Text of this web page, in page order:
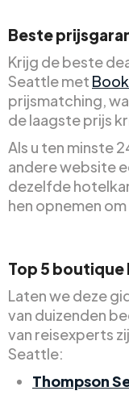
Beste
Krijg de beste
Seattle met
prijsmatching,
de laagste prijs
Als u ten minste
andere website
dezelfde
hen opnemen
Top 5
Laten we deze
van duizenden
van reisexperts
Seattle:
Thompson